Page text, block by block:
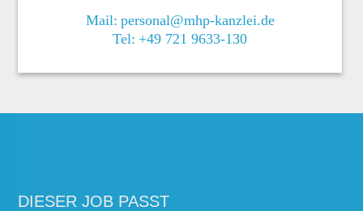
Mail: personal@mhp-kanzlei.de
Tel: +49 721 9633-130
DIESER JOB PASST